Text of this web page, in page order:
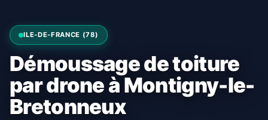
ILE-DE-FRANCE (78)
Démoussage de toiture
par drone à Montigny-le-
Bretonneux